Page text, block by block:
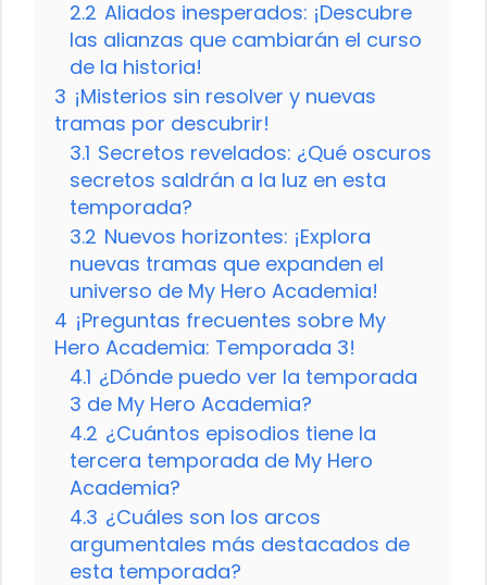
2.2 Aliados inesperados: ¡Descubre
las alianzas que cambiarán el curso
de la historia!
3 ¡Misterios sin resolver y nuevas
tramas por descubrir!
3.1 Secretos revelados: ¿Qué oscuros
secretos saldrán a la luz en esta
temporada?
3.2 Nuevos horizontes: ¡Explora
nuevas tramas que expanden el
universo de My Hero Academia!
4 ¡Preguntas frecuentes sobre My
Hero Academia: Temporada 3!
4.1 ¿Dónde puedo ver la temporada
3 de My Hero Academia?
4.2 ¿Cuántos episodios tiene la
tercera temporada de My Hero
Academia?
4.3 ¿Cuáles son los arcos
argumentales más destacados de
esta temporada?